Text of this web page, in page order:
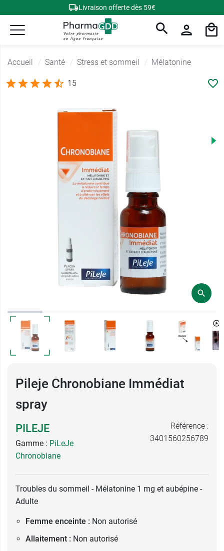
Livraison offerte dès 59€
Accueil Santé Stress et sommeil Mélatonine
15
Pileje Chronobiane Immédiat
spray
PILEJE
Gamme : PiLeJe
Chronobiane
Référence :
3401560256789
Troubles du sommeil - Mélatonine 1 mg et aubépine -
Adulte
Femme enceinte : Non autorisé
Allaitement : Non autorisé